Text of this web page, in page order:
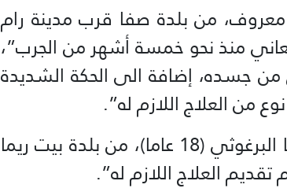
معروف، من بلدة صفا قرب مدينة رام
منذ نحو خمسة أشهر من الجرب”،
جسده، إضافة الى الحكة الشديدة
من العلاج اللازم له”.
ولفتت الهيئة الى “ما يعانيه الأسير عطا البرغوثي (18 عاما)، من بلدة بيت ريما
العلاج اللازم له”.